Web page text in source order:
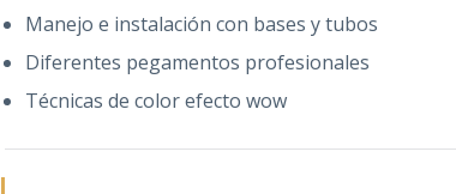
Manejo e instalación con bases y tubos
Diferentes pegamentos profesionales
Técnicas de color efecto wow